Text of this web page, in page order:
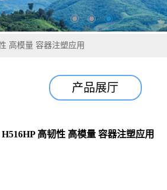
高模量 容器注塑应用
产品展厅
高韧性 高模量 容器注塑应用